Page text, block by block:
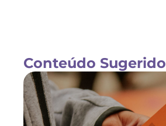
Conteúdo Sugerido